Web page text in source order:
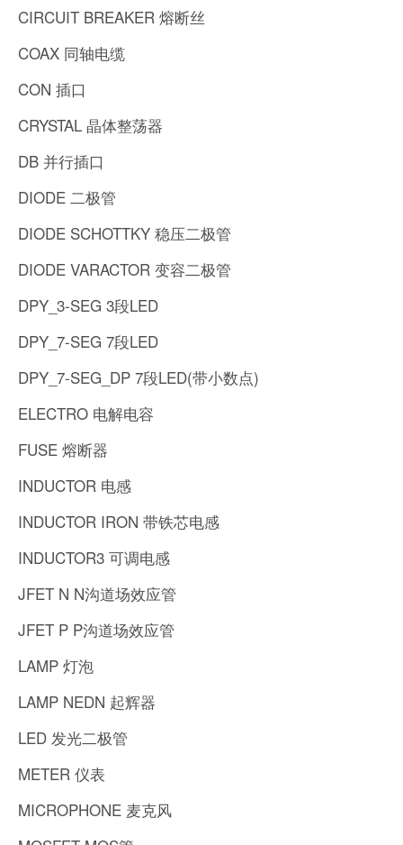
CIRCUIT BREAKER 熔断丝
COAX 同轴电缆
CON 插口
CRYSTAL 晶体整荡器
DB 并行插口
DIODE 二极管
DIODE SCHOTTKY 稳压二极管
DIODE VARACTOR 变容二极管
DPY_3-SEG 3段LED
DPY_7-SEG 7段LED
DPY_7-SEG_DP 7段LED(带小数点)
ELECTRO 电解电容
FUSE 熔断器
INDUCTOR 电感
INDUCTOR IRON 带铁芯电感
INDUCTOR3 可调电感
JFET N N沟道场效应管
JFET P P沟道场效应管
LAMP 灯泡
LAMP NEDN 起辉器
LED 发光二极管
METER 仪表
MICROPHONE 麦克风